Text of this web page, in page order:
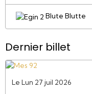
Blute Blutte
Dernier billet
Le Lun 27 juil 2026